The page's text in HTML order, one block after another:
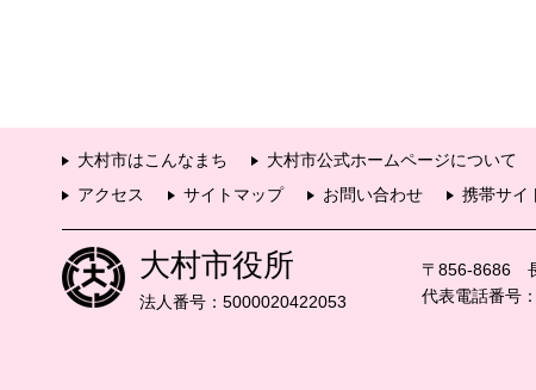
大村市はこんなまち 大村市公式ホームページについて
アクセス
サイトマップ お問い合わせ 携帯サイ
大村市役所
法人番号：5000020422053
〒856-8686
代表電話番号